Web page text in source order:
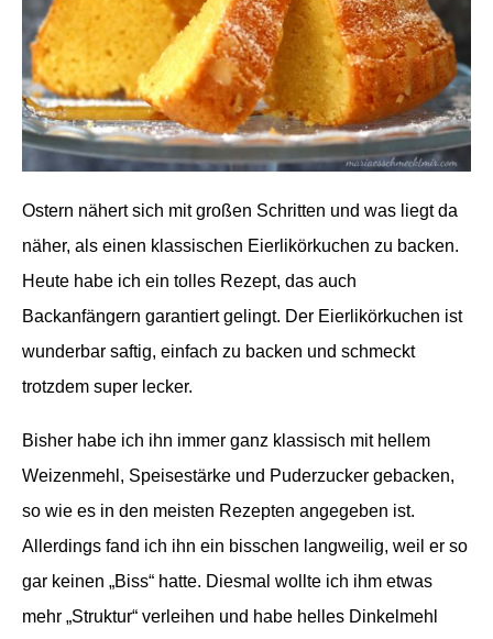
Ostern nähert sich mit großen Schritten und was liegt da
näher, als einen klassischen Eierlikörkuchen zu backen.
Heute habe ich ein tolles Rezept, das auch
Backanfängern garantiert gelingt. Der Eierlikörkuchen ist
wunderbar saftig, einfach zu backen und schmeckt
trotzdem super lecker.
Bisher habe ich ihn immer ganz klassisch mit hellem
Weizenmehl, Speisestärke und Puderzucker gebacken,
so wie es in den meisten Rezepten angegeben ist.
Allerdings fand ich ihn ein bisschen langweilig, weil er so
gar keinen „Biss“ hatte. Diesmal wollte ich ihm etwas
mehr „Struktur“ verleihen und habe helles Dinkelmehl